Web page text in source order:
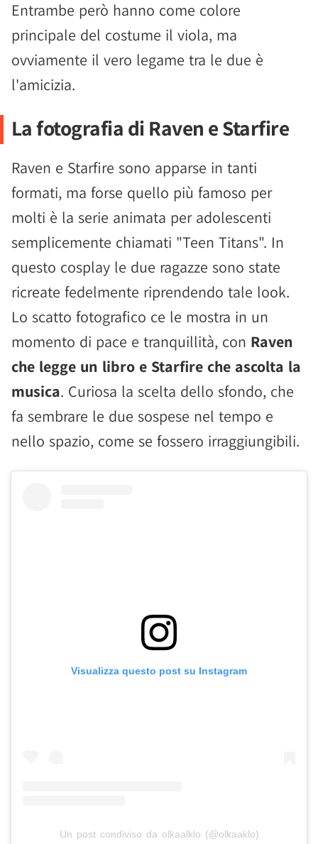
Entrambe però hanno come colore
principale del costume il viola, ma
ovviamente il vero legame tra le due è
l'amicizia.
La fotografia di Raven e Starfire
Raven e Starfire sono apparse in tanti
formati, ma forse quello più famoso per
molti è la serie animata per adolescenti
semplicemente chiamati "Teen Titans". In
questo cosplay le due ragazze sono state
ricreate fedelmente riprendendo tale look.
Lo scatto fotografico ce le mostra in un
momento di pace e tranquillità, con Raven
che legge un libro e Starfire che ascolta la
musica. Curiosa la scelta dello sfondo, che
fa sembrare le due sospese nel tempo e
nello spazio, come se fossero irraggiungibili.
Visualizza questo post su Instagram
Un post condiviso da olkaalklo (@olkaaklo)